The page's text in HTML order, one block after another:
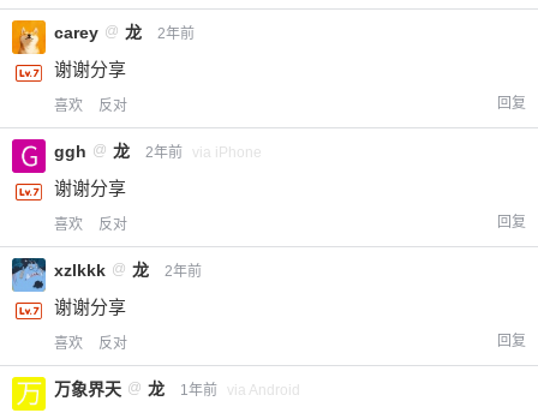
carey @ 龙 2年前
谢谢分享
喜欢 反对 回复
ggh @ 龙 2年前 via iPhone
谢谢分享
喜欢 反对 回复
xzlkkk @ 龙 2年前
谢谢分享
喜欢 反对 回复
万象界天 @ 龙 1年前 via Android